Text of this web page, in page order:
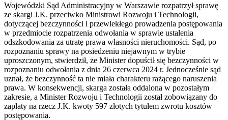
Wojewódzki Sąd Administracyjny w Warszawie rozpatrzył sprawę
ze skargi J.K. przeciwko Ministrowi Rozwoju i Technologii,
dotyczącej bezczynności i przewlekłego prowadzenia postępowania
w przedmiocie rozpatrzenia odwołania w sprawie ustalenia
odszkodowania za utratę prawa własności nieruchomości. Sąd, po
rozpoznaniu sprawy na posiedzeniu niejawnym w trybie
uproszczonym, stwierdził, że Minister dopuścił się bezczynności w
rozpoznaniu odwołania z dnia 26 czerwca 2024 r. Jednocześnie sąd
uznał, że bezczynność ta nie miała charakteru rażącego naruszenia
prawa. W konsekwencji, skarga została oddalona w pozostałym
zakresie, a Minister Rozwoju i Technologii został zobowiązany do
zapłaty na rzecz J.K. kwoty 597 złotych tytułem zwrotu kosztów
postępowania.